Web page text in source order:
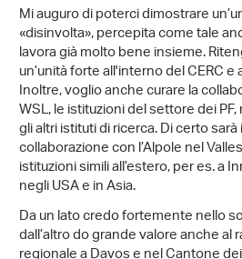
Mi auguro di poterci dimostrare
«disinvolta», percepita come tale
lavora già molto bene insieme.
un’unità forte all'interno del CERC e
Inoltre, voglio anche curare la
WSL, le istituzioni del settore dei
gli altri istituti di ricerca. Di certo
collaborazione con l’Alpole nel
istituzioni simili all’estero, per es. a
negli USA e in Asia.
Da un lato credo fortemente nello
dall’altro do grande valore anche al